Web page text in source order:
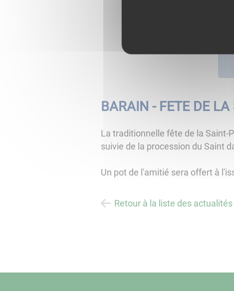
BARAIN - FETE DE
La traditionnelle fête de la Saint-
suivie de la procession du Saint
Un pot de l'amitié sera offert à
Retour à la liste des actualités